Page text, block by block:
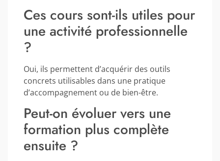
Ces cours sont-ils utiles pour
une activité professionnelle
?
Oui, ils permettent d’acquérir des outils
concrets utilisables dans une pratique
d’accompagnement ou de bien-être.
Peut-on évoluer vers une
formation plus complète
ensuite ?